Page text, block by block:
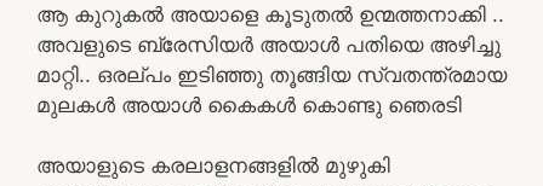
ആ കുറുകൽ അയാളെ കൂടുതൽ ഉന്മത്തനാക്കി ..
അവളുടെ ബ്രേസിയർ അയാൾ പതിയെ അഴിച്ചു
മാറ്റി.. ഒരല്പം ഇടിഞ്ഞു തൂങ്ങിയ സ്വതന്ത്രമായ
മുലകൾ അയാൾ കൈകൾ കൊണ്ടു ഞെരടി
അയാളുടെ കരലാളനങ്ങളിൽ മുഴുകി